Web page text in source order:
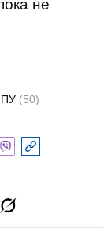
не
(50)